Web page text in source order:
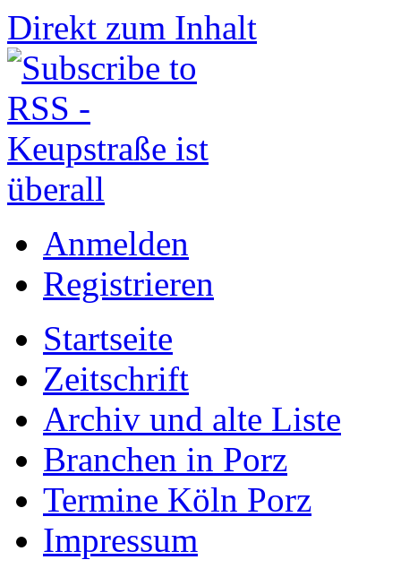
Direkt zum Inhalt
Anmelden
Registrieren
Startseite
Zeitschrift
Archiv und alte Liste
Branchen in Porz
Termine Köln Porz
Impressum